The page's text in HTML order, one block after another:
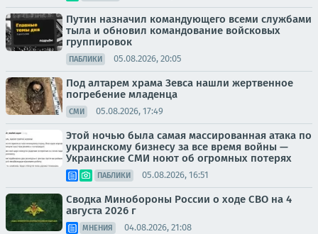
Путин назначил командующего всеми службами
тыла и обновил командование войсковых
группировок
ПАБЛИКИ 05.08.2026, 20:05
Под алтарем храма Зевса нашли жертвенное
погребение младенца
СМИ 05.08.2026, 17:49
Этой ночью была самая массированная атака по
украинскому бизнесу за все время войны —
Украинские СМИ ноют об огромных потерях
ПАБЛИКИ 05.08.2026, 16:51
Сводка Минобороны России о ходе СВО на 4
августа 2026 г
МНЕНИЯ 04.08.2026, 21:08